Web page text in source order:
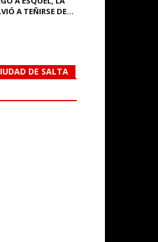
A TEÑIRSE DE...
DE SALTA